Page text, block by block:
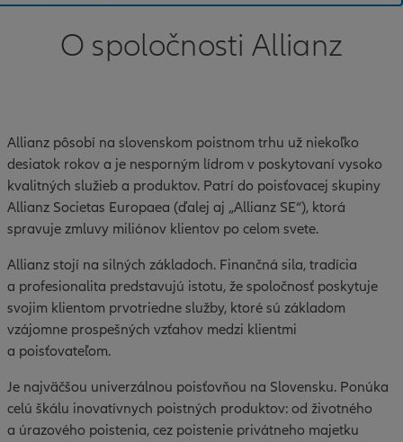
O spoločnosti Allianz
Allianz pôsobí na slovenskom poistnom trhu už niekoľko
desiatok rokov a je nesporným lídrom v poskytovaní vysoko
kvalitných služieb a produktov. Patrí do poisťovacej skupiny
Allianz Societas Europaea (ďalej aj „Allianz SE“), ktorá
spravuje zmluvy miliónov klientov po celom svete.
Allianz stojí na silných základoch. Finančná sila, tradícia
a profesionalita predstavujú istotu, že spoločnosť poskytuje
svojim klientom prvotriedne služby, ktoré sú základom
vzájomne prospešných vzťahov medzi klientmi
a poisťovateľom.
Je najväčšou univerzálnou poisťovňou na Slovensku. Ponúka
celú škálu inovatívnych poistných produktov: od životného
a úrazového poistenia, cez poistenie privátneho majetku